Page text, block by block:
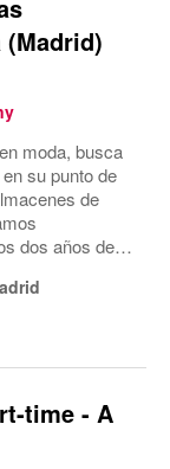
moda, busca
su punto de
de
dos años de
de
time - A